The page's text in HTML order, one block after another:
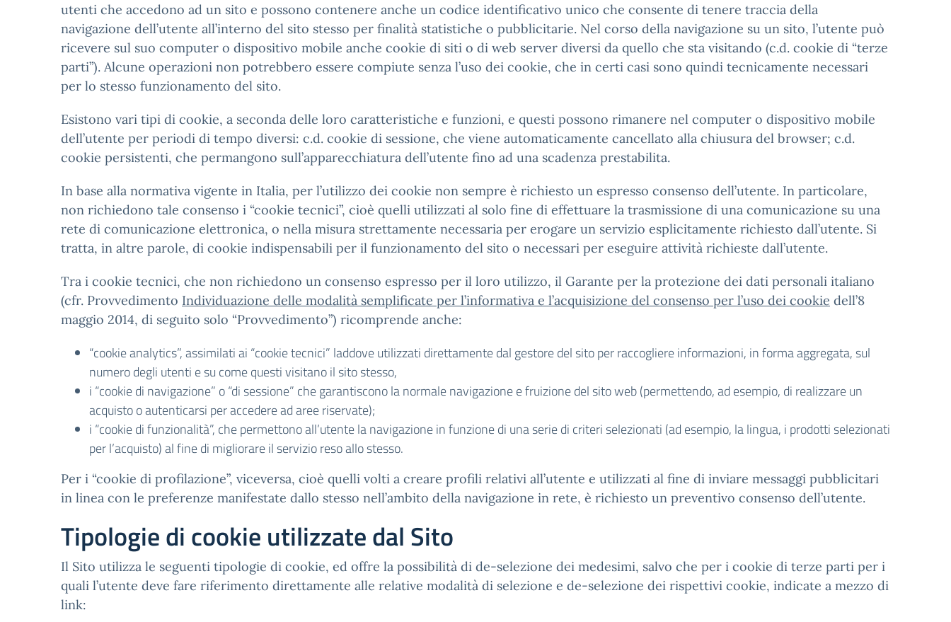
utenti che accedono ad un sito e possono contenere anche un codice identificativo unico che consente di tenere traccia della
navigazione dell’utente all’interno del sito stesso per finalità statistiche o pubblicitarie. Nel corso della navigazione su un sito, l’utente può
ricevere sul suo computer o dispositivo mobile anche cookie di siti o di web server diversi da quello che sta visitando (c.d. cookie di “terze
parti”). Alcune operazioni non potrebbero essere compiute senza l’uso dei cookie, che in certi casi sono quindi tecnicamente necessari
per lo stesso funzionamento del sito.
Esistono vari tipi di cookie, a seconda delle loro caratteristiche e funzioni, e questi possono rimanere nel computer o dispositivo mobile
dell’utente per periodi di tempo diversi: c.d. cookie di sessione, che viene automaticamente cancellato alla chiusura del browser; c.d.
cookie persistenti, che permangono sull’apparecchiatura dell’utente fino ad una scadenza prestabilita.
In base alla normativa vigente in Italia, per l’utilizzo dei cookie non sempre è richiesto un espresso consenso dell’utente. In particolare,
non richiedono tale consenso i “cookie tecnici”, cioè quelli utilizzati al solo fine di effettuare la trasmissione di una comunicazione su una
rete di comunicazione elettronica, o nella misura strettamente necessaria per erogare un servizio esplicitamente richiesto dall’utente. Si
tratta, in altre parole, di cookie indispensabili per il funzionamento del sito o necessari per eseguire attività richieste dall’utente.
Tra i cookie tecnici, che non richiedono un consenso espresso per il loro utilizzo, il Garante per la protezione dei dati personali italiano
(cfr. Provvedimento Individuazione delle modalità semplificate per l’informativa e l’acquisizione del consenso per l’uso dei cookie dell’8
maggio 2014, di seguito solo “Provvedimento”) ricomprende anche:
“cookie analytics”, assimilati ai “cookie tecnici” laddove utilizzati direttamente dal gestore del sito per raccogliere informazioni, in forma aggregata, sul
numero degli utenti e su come questi visitano il sito stesso,
i “cookie di navigazione” o “di sessione” che garantiscono la normale navigazione e fruizione del sito web (permettendo, ad esempio, di realizzare un
acquisto o autenticarsi per accedere ad aree riservate);
i “cookie di funzionalità”, che permettono all’utente la navigazione in funzione di una serie di criteri selezionati (ad esempio, la lingua, i prodotti selezionati
per l’acquisto) al fine di migliorare il servizio reso allo stesso.
Per i “cookie di profilazione”, viceversa, cioè quelli volti a creare profili relativi all’utente e utilizzati al fine di inviare messaggi pubblicitari
in linea con le preferenze manifestate dallo stesso nell’ambito della navigazione in rete, è richiesto un preventivo consenso dell’utente.
Tipologie di cookie utilizzate dal Sito
Il Sito utilizza le seguenti tipologie di cookie, ed offre la possibilità di de-selezione dei medesimi, salvo che per i cookie di terze parti per i
quali l’utente deve fare riferimento direttamente alle relative modalità di selezione e de-selezione dei rispettivi cookie, indicate a mezzo di
link: